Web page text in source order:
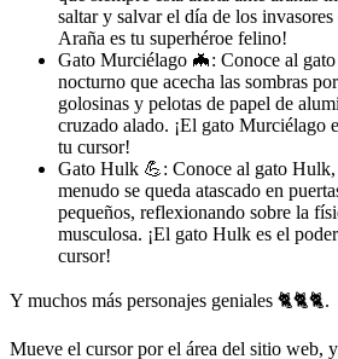
saltar y salvar el día de los
Araña es tu superhéroe felino!
Gato Murciélago 🦇: Conoce al
nocturno que acecha las sombras
golosinas y pelotas de papel de
cruzado alado. ¡El gato Murciélago
tu cursor!
Gato Hulk 💪: Conoce al gato Hulk,
menudo se queda atascado en
pequeños, reflexionando sobre la
musculosa. ¡El gato Hulk es el
cursor!
Y muchos más personajes geniales 🐈🐈🐈.
Mueve el cursor por el área del sitio web,